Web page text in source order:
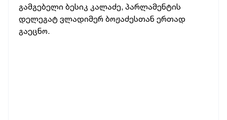
გამგებელი ბესიკ კალაძე, პარლამენტის
დელეგატ ვლადიმერ ბოჟაძესთან ერთად
გაეცნო.